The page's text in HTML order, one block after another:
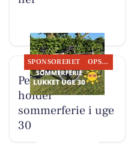
SPONSORERET OPSLAGSTAVLEN
Per P. Cykler
holder
sommerferie i uge
30